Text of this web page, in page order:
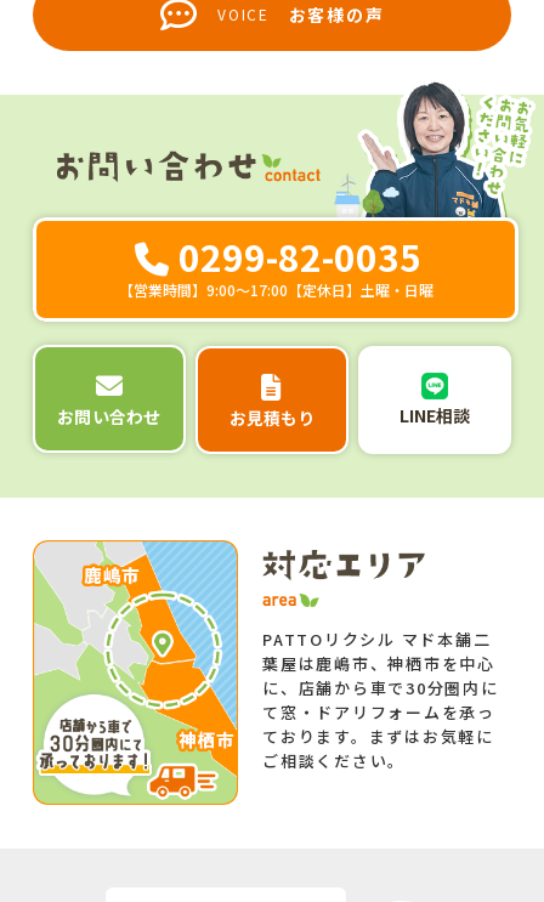
VOICE お客様の声
0299-82-0035
【営業時間】9:00～17:00【定休日】土曜・日曜
お問い合わせ お見積もり LINE相談
PATTOリクシル マド本舗二
葉屋は鹿嶋市、神栖市を中心
に、店舗から車で30分圏内に
て窓・ドアリフォームを承っ
ております。まずはお気軽に
ご相談ください。